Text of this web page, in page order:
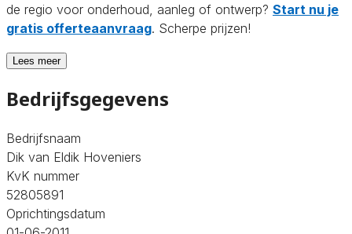
de regio voor onderhoud, aanleg of ontwerp? Start nu je
gratis offerteaanvraag. Scherpe prijzen!
Lees meer
Bedrijfsgegevens
Bedrijfsnaam
Dik van Eldik Hoveniers
KvK nummer
52805891
Oprichtingsdatum